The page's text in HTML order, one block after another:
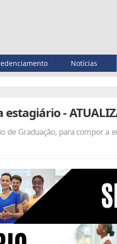
Notícias
estagiário -
de Graduação, para compor a